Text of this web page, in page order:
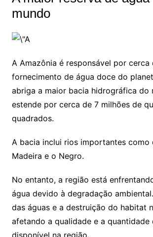
mundo
A Amazônia é responsável por cerca
fornecimento de água doce do
abriga a maior bacia hidrográfica do
estende por cerca de 7 milhões de
quadrados.
A bacia inclui rios importantes como
Madeira e o Negro.
No entanto, a região está
água devido à degradação
das águas e a destruição do habitat
afetando a qualidade e a quantidade
disponível na região.